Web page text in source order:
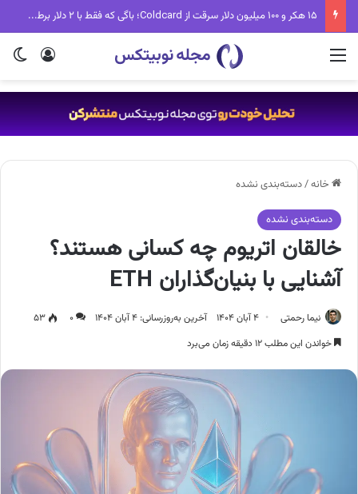
تب جدید دنیای کریپتو؛ Fake World Assets چیست و چرا همه درباره آن حرف می‌زنند؟
ورود منو
خانه/دسته‌بندی نشده
دسته‌بندی نشده
خالقان اتریوم چه کسانی هستند؟
آشنایی با بنیان‌گذاران ETH
نیما رحمتی ۴ آبان ۱۴۰۴ آخرین به‌روزرسانی: ۴ آبان ۱۴۰۴ ۰
۵۳
خواندن این مطلب ۱۲ دقیقه زمان می‌برد